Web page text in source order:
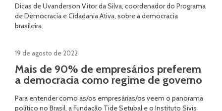
Dicas de Uvanderson Vitor da Silva, coordenador do Programa
de Democracia e Cidadania Ativa, sobre a democracia
brasileira.
19 de agosto de 2022
Mais de 90% de empresários preferem
a democracia como regime de governo
Para entender como as/os empresárias/os veem o panorama
político no Brasil, a Fundação Tide Setubal e o Instituto Sivis